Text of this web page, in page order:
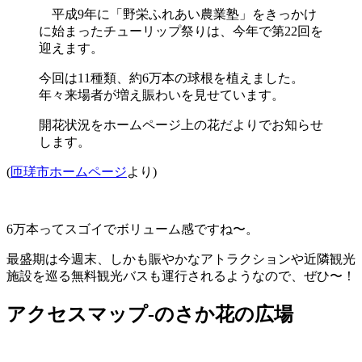
平成9年に「野栄ふれあい農業塾」をきっかけ
に始まったチューリップ祭りは、今年で第22回を
迎えます。
今回は11種類、約6万本の球根を植えました。
年々来場者が増え賑わいを見せています。
開花状況をホームページ上の花だよりでお知らせ
します。
(匝瑳市ホームページより)
6万本ってスゴイでボリューム感ですね〜。
最盛期は今週末、しかも賑やかなアトラクションや近隣観光
施設を巡る無料観光バスも運行されるようなので、ぜひ〜！
アクセスマップ-のさか花の広場